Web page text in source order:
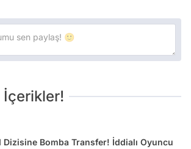
İçerikler!
Dizisine Bomba Transfer! İddialı Oyuncu